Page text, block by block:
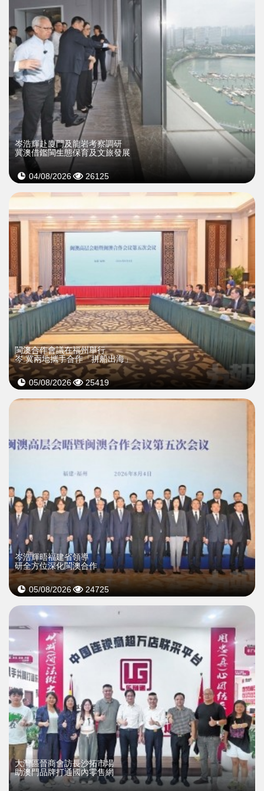
岑浩輝赴廈門及龍岩考察調研
冀澳借鑑閩生態保育及文旅發展
04/08/2026 26125
閩澳合作會議在福州舉行
岑:冀兩地攜手合作「拼船出海」
05/08/2026 25419
岑浩輝晤福建省領導
研全方位深化閩澳合作
05/08/2026 24725
大灣區晉商會訪長沙拓市場
助澳門品牌打通國內零售網